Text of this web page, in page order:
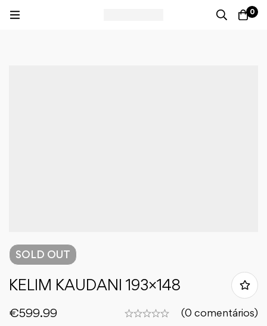
0
SOLD OUT
KELIM KAUDANI 193×148
€599.99 (0 comentários)